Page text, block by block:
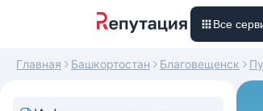
Все
Главная Башкортостан Благовещенск